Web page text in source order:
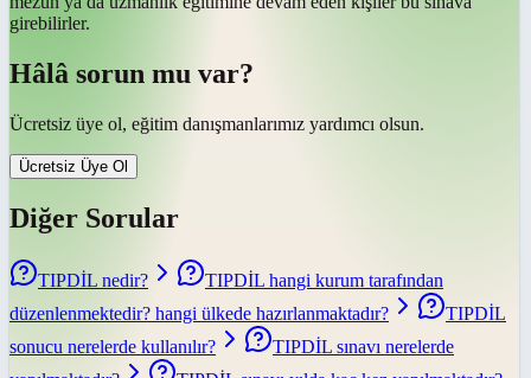
girebilirler.
Hâlâ sorun mu var?
Ücretsiz üye ol, eğitim danışmanlarımız yardımcı olsun.
Ücretsiz Üye Ol
Diğer Sorular
TIPDİL nedir?
TIPDİL hangi kurum tarafından
düzenlenmektedir? hangi ülkede hazırlanmaktadır?
TIPDİL
sonucu nerelerde kullanılır?
TIPDİL sınavı nerelerde